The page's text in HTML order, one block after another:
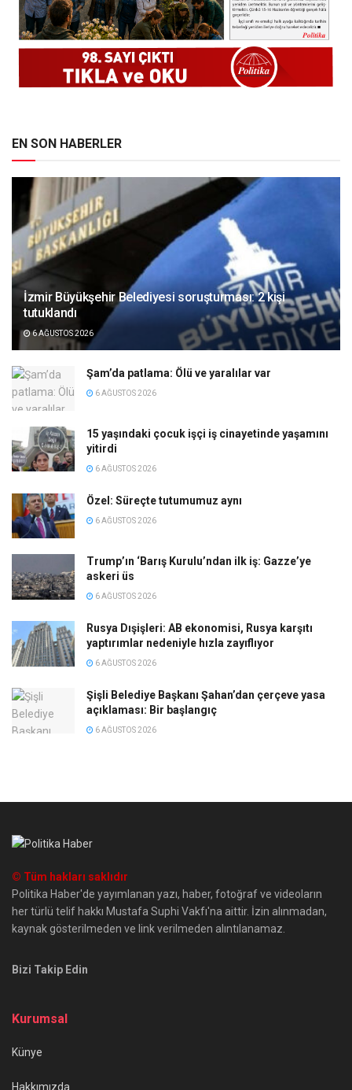
EN SON HABERLER
İzmir Büyükşehir Belediyesi soruşturması: 2 kişi
tutuklandı
6 AĞUSTOS 2026
Şam’da patlama: Ölü ve yaralılar var
6 AĞUSTOS 2026
15 yaşındaki çocuk işçi iş cinayetinde yaşamını
yitirdi
6 AĞUSTOS 2026
Özel: Süreçte tutumumuz aynı
6 AĞUSTOS 2026
Trump’ın ‘Barış Kurulu’ndan ilk iş: Gazze’ye
askeri üs
6 AĞUSTOS 2026
Rusya Dışişleri: AB ekonomisi, Rusya karşıtı
yaptırımlar nedeniyle hızla zayıflıyor
6 AĞUSTOS 2026
Şişli Belediye Başkanı Şahan’dan çerçeve yasa
açıklaması: Bir başlangıç
6 AĞUSTOS 2026
© Tüm hakları saklıdır
Politika Haber'de yayımlanan yazı, haber, fotoğraf ve videoların
her türlü telif hakkı Mustafa Suphi Vakfı'na aittir. İzin alınmadan,
kaynak gösterilmeden ve link verilmeden alıntılanamaz.
Bizi Takip Edin
Kurumsal
Künye
Hakkımızda